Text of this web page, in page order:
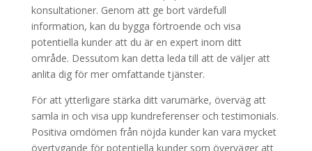
konsultationer. Genom att ge bort värdefull
information, kan du bygga förtroende och visa
potentiella kunder att du är en expert inom ditt
område. Dessutom kan detta leda till att de väljer att
anlita dig för mer omfattande tjänster.
För att ytterligare stärka ditt varumärke, överväg att
samla in och visa upp kundreferenser och testimonials.
Positiva omdömen från nöjda kunder kan vara mycket
övertygande för potentiella kunder som överväger att